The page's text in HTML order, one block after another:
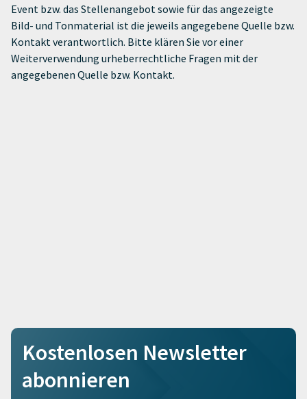
Event bzw. das Stellenangebot sowie für das angezeigte
Bild- und Tonmaterial ist die jeweils angegebene Quelle bzw.
Kontakt verantwortlich. Bitte klären Sie vor einer
Weiterverwendung urheberrechtliche Fragen mit der
angegebenen Quelle bzw. Kontakt.
Kostenlosen Newsletter
abonnieren